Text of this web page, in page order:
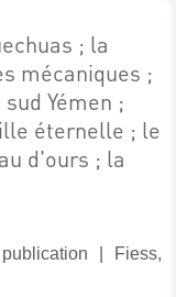
; la
mécaniques ;
Yémen ;
éternelle ; le
d'ours ; la
Fiess,